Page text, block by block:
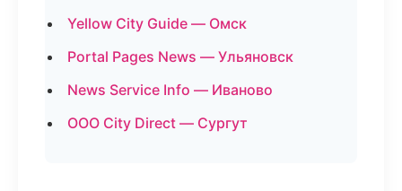
Yellow City Guide — Омск
Portal Pages News — Ульяновск
News Service Info — Иваново
ООО City Direct — Сургут